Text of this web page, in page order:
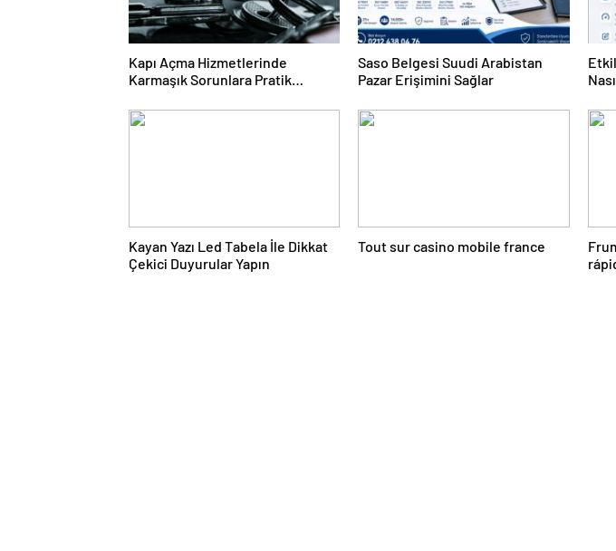
Kapı Açma Hizmetlerinde
Karmaşık Sorunlara Pratik
Saso Belgesi Suudi Arabistan
Pazar Erişimini Sağlar
Kayan Yazı Led Tabela İle Dikkat
Çekici Duyurular Yapın
Tout sur casino mobile france